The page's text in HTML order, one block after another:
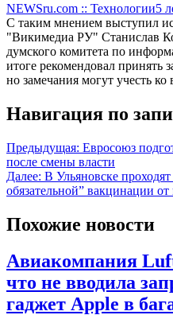
NEWSru.com :: Технологии5
С таким мнением выступил
"Викимедиа РУ" Станислав
думского комитета по
итоге рекомендовал принять
но замечания могут учесть
Навигация по
Предыдущая: Евросоюз
после смены власти
Далее: В Ульяновске
обязательной” вакцинации от
Похожие новости
Авиакомпания
что не вводила
гаджет Apple в